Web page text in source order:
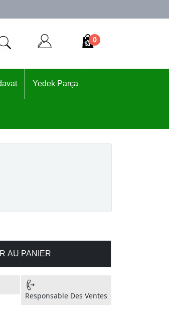
0
Yedek Parça
AU PANIER
Responsable Des Ventes